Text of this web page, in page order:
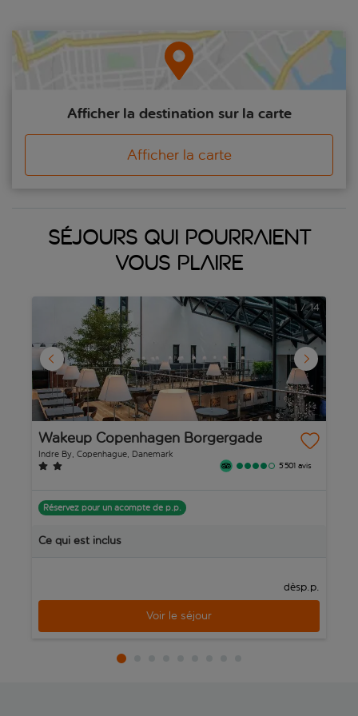
les fantastiques possibilités de sport et de détente offertes sur
les plages et dans les régions boisées idylliques du Danemark.
Copenhague est également reliée à Malmö, en Suède, par le
pont de l’Oresund. Si vous appréciez la Scandinavie, il y a
beaucoup d’autres découvertes à faire à seulement dix minutes
Afficher la destination sur la carte
Afficher la carte
Séjours qui pourraient
vous plaire
1 / 14
Wakeup Copenhagen Borgergade
Indre By, Copenhague, Danemark
5’501 avis
Réservez pour un acompte de p.p.
Ce qui est inclus
dèsp.p.
Voir le séjour